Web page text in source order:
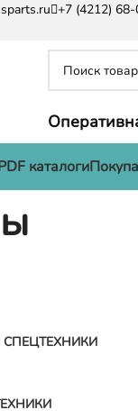
+7 (4212)
каталоги
СПЕЦТЕХНИКИ